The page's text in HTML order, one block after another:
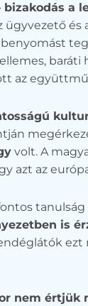
a
ügyvezető
baráti
az
volt. A
azt az
tanulság
is
nem értjük